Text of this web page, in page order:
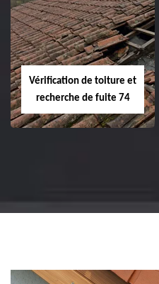
Vérification de toiture et
recherche de fuite 74